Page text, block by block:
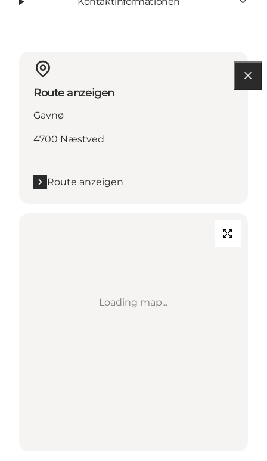
Route anzeigen
Gavnø
4700 Næstved
Route anzeigen
Loading map...